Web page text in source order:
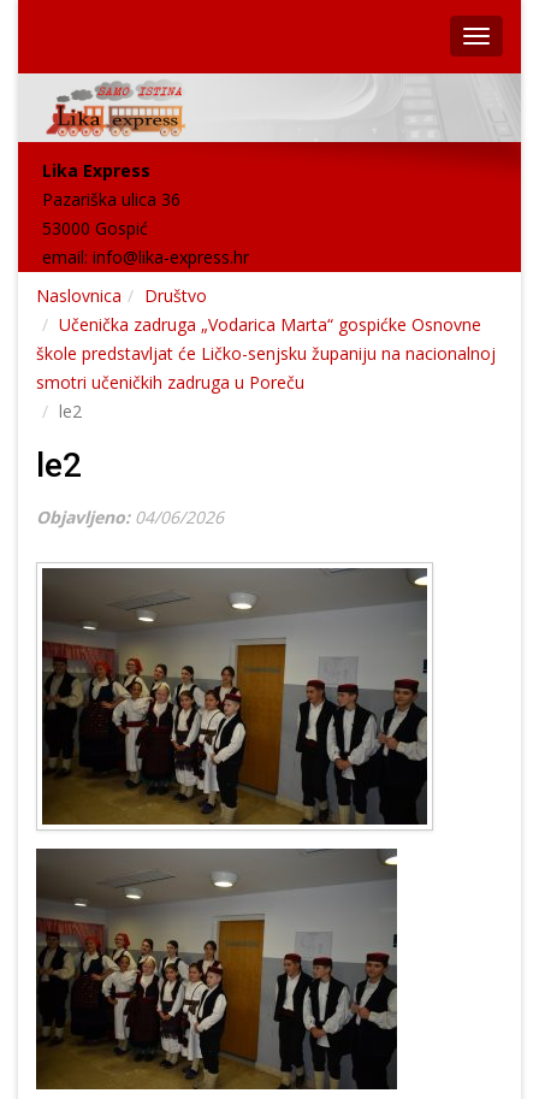
Lika Express
Pazariška ulica 36
53000 Gospić
email: info@lika-express.hr
Naslovnica
Društvo
Učenička zadruga „Vodarica Marta“ gospićke Osnovne
škole predstavljat će Ličko-senjsku županiju na nacionalnoj
smotri učeničkih zadruga u Poreču
le2
le2
Objavljeno: 04/06/2026